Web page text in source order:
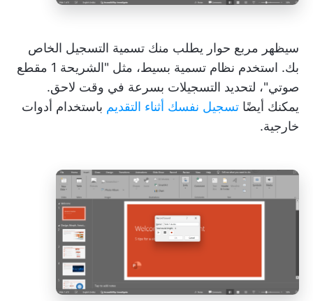
سيظهر مربع حوار يطلب منك تسمية التسجيل الخاص
بك. استخدم نظام تسمية بسيط، مثل "الشريحة 1 مقطع
صوتي"، لتحديد التسجيلات بسرعة في وقت لاحق.
يمكنك أيضًا تسجيل نفسك أثناء التقديم باستخدام أدوات
خارجية.